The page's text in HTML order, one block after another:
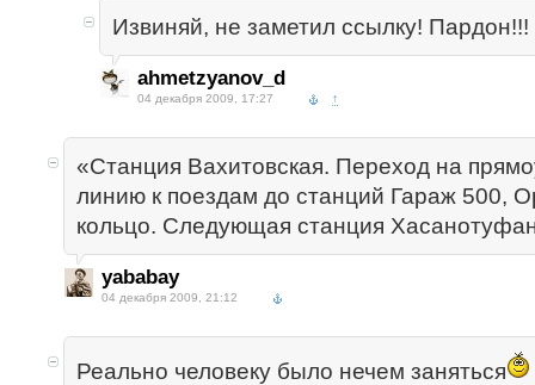
Извиняй, не заметил ссылку! Пардон!!!
ahmetzyanov_d
04 декабря 2009, 17:27 ↑
«Станция Вахитовская. Переход на
линию к поездам до станций Гараж 500,
кольцо. Следующая станция
yababay
04 декабря 2009, 21:12
Реально человеку было нечем заняться